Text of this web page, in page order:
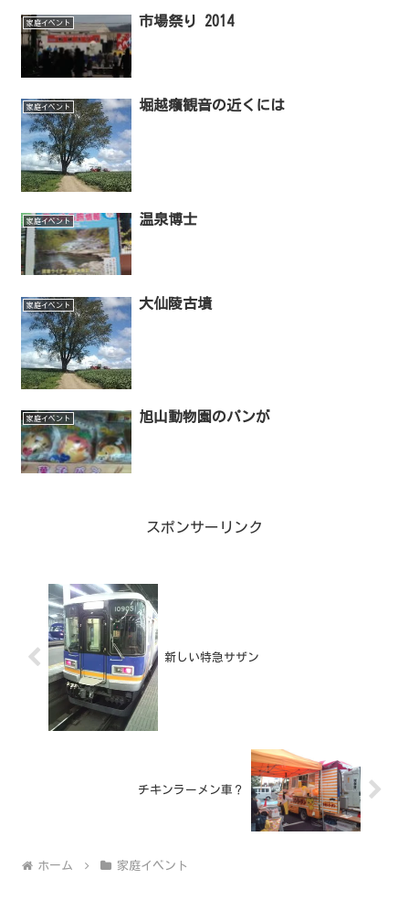
家庭イベント 市場祭り 2014
家庭イベント 堀越癪観音の近くには
家庭イベント 温泉博士
家庭イベント 大仙陵古墳
家庭イベント 旭山動物園のパンが
スポンサーリンク
新しい特急サザン
チキンラーメン車？
ホーム 家庭イベント